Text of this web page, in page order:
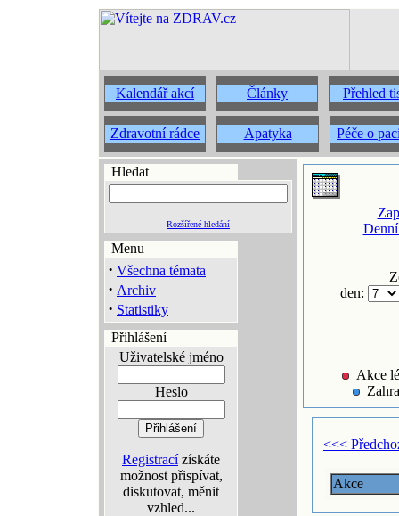
Kalendář akcí Články Přehled
Zdravotní rádce Apatyka Péče o
Hledat
Rozšířené hledání
Menu
· Všechna témata
· Archiv
· Statistiky
Přihlášení
Uživatelské jméno
Heslo
Registracízískáte
možnost přispívat,
diskutovat, měnit
vzhled...
den:
Akce
<<<
Akce